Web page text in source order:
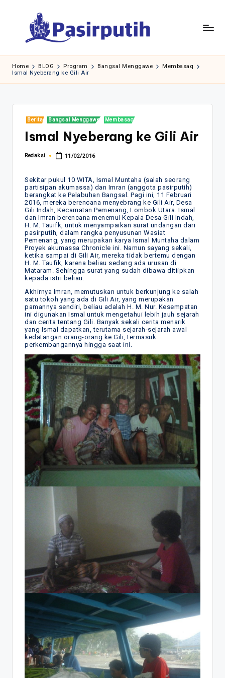
Home BLOG Program Bangsal Menggawe
Membasaq
Ismal Nyeberang ke Gili Air
Posted
in
Bangsal Menggawe
Berita Membasaq
Ismal Nyeberang ke Gili Air
Posted
Redaksi 11/02/2016
Sekitar pukul 10 WITA, Ismal Muntaha (salah seorang
partisipan akumassa) dan Imran (anggota pasirputih)
berangkat ke Pelabuhan Bangsal. Pagi ini, 11 Februari
2016, mereka berencana menyebrang ke Gili Air, Desa
Gili Indah, Kecamatan Pemenang, Lombok Utara. Ismal
dan Imran berencana menemui Kepala Desa Gili Indah,
H. M. Tauifk, untuk menyampaikan surat undangan dari
pasirputih, dalam rangka penyusunan Wasiat
Pemenang, yang merupakan karya Ismal Muntaha dalam
Proyek akumassa Chronicle ini. Namun sayang sekali,
ketika sampai di Gili Air, mereka tidak bertemu dengan
H. M. Taufik, karena beliau sedang ada urusan di
Mataram. Sehingga surat yang sudah dibawa ditiipkan
kepada istri beliau.
Akhirnya Imran, memutuskan untuk berkunjung ke salah
satu tokoh yang ada di Gili Air, yang merupakan
pamannya sendiri, beliau adalah H. M. Nur. Kesempatan
ini digunakan Ismal untuk mengetahui lebih jauh sejarah
dan cerita tentang Gili. Banyak sekali cerita menarik
yang Ismal dapatkan, terutama sejarah-sejarah awal
kedatangan orang-orang ke Gili, termasuk
perkembangannya hingga saat ini.